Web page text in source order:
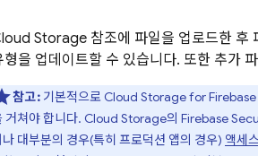
Storage 참조에 파일을 업로드한 후
형을 업데이트할 수 있습니다. 또한 추가
참고:기본적으로 Cloud Storage for Firebase
거쳐야 합니다. Cloud Storage의 Firebase
나 대부분의 경우(특히 프로덕션 앱의 경우) 액세